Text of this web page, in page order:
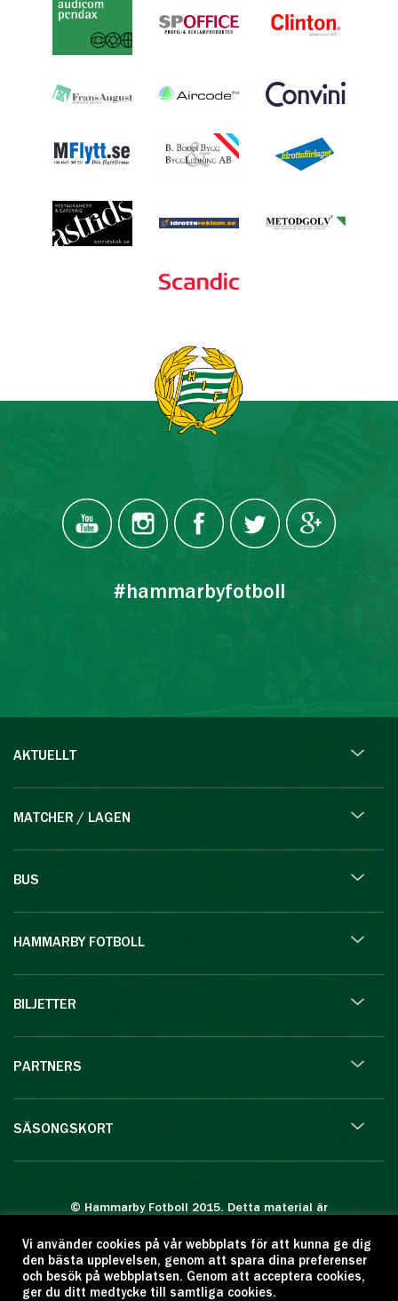
#hammarbyfotboll
AKTUELLT
MATCHER / LAGEN
BUS
HAMMARBY FOTBOLL
BILJETTER
PARTNERS
SÄSONGSKORT
© Hammarby Fotboll 2015. Detta material är
Eftertryck eller annan kopiering är förbjuden.
Citera oss gärna men ange källan:
www.hammarbyfotboll.se. Ansvarig utgivare:
Vi använder cookies på vår webbplats för att kunna ge dig
den bästa upplevelsen, genom att spara dina preferenser
och besök på webbplatsen. Genom att acceptera cookies,
ger du ditt medtycke till samtliga cookies.